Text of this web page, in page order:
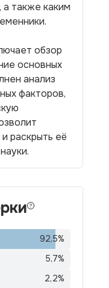
также каким
обзор
основных
анализ
факторов,
раскрыть её
92,5%
5,7%
2,2%